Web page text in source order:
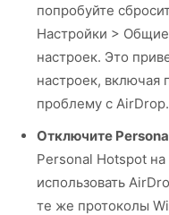
попробуйте
Настройки >
настроек. Это
настроек,
проблему с AirDrop.
Отключите
Personal Hotspot
использовать
те же протоколы